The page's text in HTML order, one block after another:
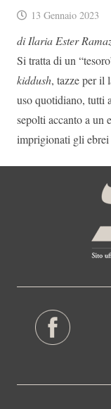
13 Gennaio 2023
di Ilaria Ester
Si tratta di un
kiddush, tazze per il
uso quotidiano, tutti
sepolti accanto a un
imprigionati gli ebrei